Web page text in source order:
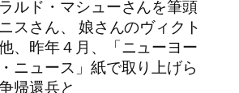
ルド・マシューさんを筆頭
スさん、 娘さんのヴィクト
、昨年４月、「ニューヨー
ニュース」紙で取り上げら
帰還兵と